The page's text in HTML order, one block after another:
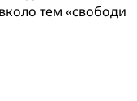
тем «свободи